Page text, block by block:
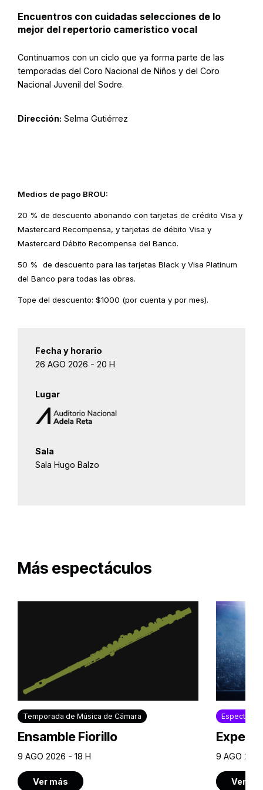
Encuentros con cuidadas selecciones de lo
mejor del repertorio camerístico vocal
Continuamos con un ciclo que ya forma parte de las
temporadas del Coro Nacional de Niños y del Coro
Nacional Juvenil del Sodre.
Dirección: Selma Gutiérrez
Medios de pago BROU:
20 % de descuento abonando con tarjetas de crédito Visa y
Mastercard Recompensa, y tarjetas de débito Visa y
Mastercard Débito Recompensa del Banco.
50 % de descuento para las tarjetas Black y Visa Platinum
del Banco para todas las obras.
Tope del descuento: $1000 (por cuenta y por mes).
Fecha y horario
26 AGO 2026 - 20 H
Lugar
Sala
Sala Hugo Balzo
Más espectáculos
Temporada de Música de Cámara
Ensamble Fiorillo
9 AGO 2026 - 18 H
Ver más
9 AGO
Ver